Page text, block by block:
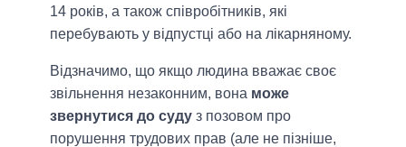
14 років, а також співробітників, які
перебувають у відпустці або на лікарняному.
Відзначимо, що якщо людина вважає своє
звільнення незаконним, вона може
звернутися до суду з позовом про
порушення трудових прав (але не пізніше,